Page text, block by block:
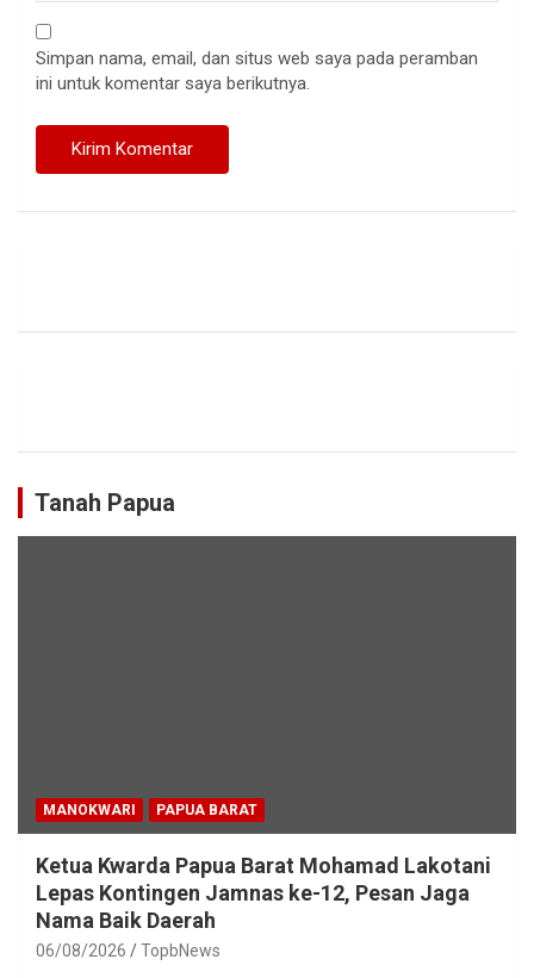
Simpan nama, email, dan situs web saya pada peramban
ini untuk komentar saya berikutnya.
Tanah Papua
MANOKWARI PAPUA BARAT
Ketua Kwarda Papua Barat Mohamad Lakotani
Lepas Kontingen Jamnas ke-12, Pesan Jaga
Nama Baik Daerah
06/08/2026 TopbNews